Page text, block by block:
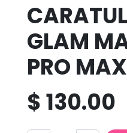
GLAM
PRO
$130.00